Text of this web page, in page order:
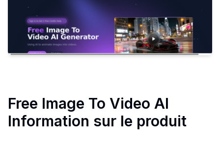
Free Image To Video AI
Information sur le produit